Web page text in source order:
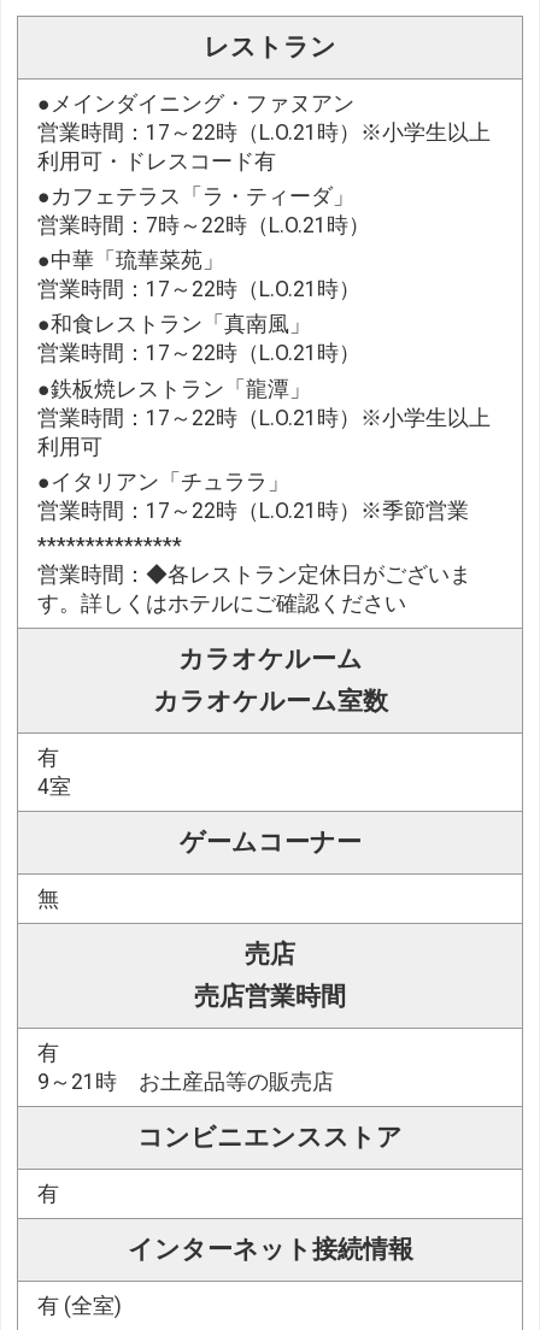
レストラン
●メインダイニング・ファヌアン
営業時間：17～22時（L.O.21時）※小学生以上
利用可・ドレスコード有
●カフェテラス「ラ・ティーダ」
営業時間：7時～22時（L.O.21時）
●中華「琉華菜苑」
営業時間：17～22時（L.O.21時）
●和食レストラン「真南風」
営業時間：17～22時（L.O.21時）
●鉄板焼レストラン「龍潭」
営業時間：17～22時（L.O.21時）※小学生以上
利用可
●イタリアン「チュララ」
営業時間：17～22時（L.O.21時）※季節営業
***************
営業時間：◆各レストラン定休日がございま
す。詳しくはホテルにご確認ください
カラオケルーム
カラオケルーム室数
有
4室
ゲームコーナー
無
売店
売店営業時間
有
9～21時 お土産品等の販売店
コンビニエンスストア
有
インターネット接続情報
有 (全室)